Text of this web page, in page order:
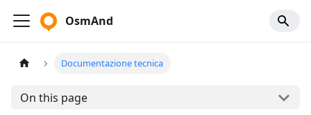
OsmAnd
Documentazione tecnica
On this page